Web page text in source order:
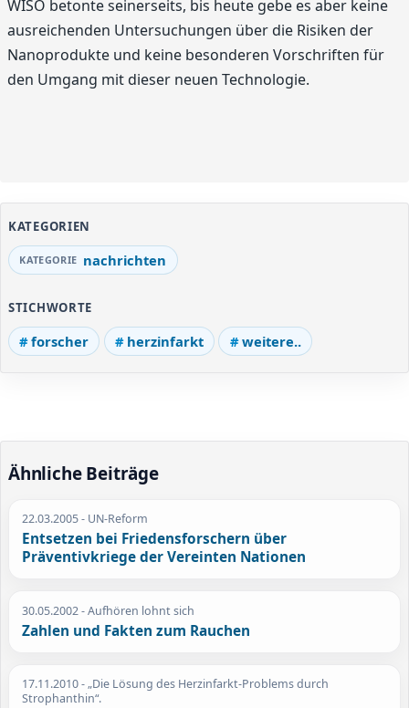
WISO betonte seinerseits, bis heute gebe es aber keine
ausreichenden Untersuchungen über die Risiken der
Nanoprodukte und keine besonderen Vorschriften für
den Umgang mit dieser neuen Technologie.
KATEGORIEN
nachrichten
STICHWORTE
forscher herzinfarkt weitere..
Ähnliche Beiträge
22.03.2005- UN-Reform
Entsetzen bei Friedensforschern über
Präventivkriege der Vereinten Nationen
30.05.2002- Aufhören lohnt sich
Zahlen und Fakten zum Rauchen
17.11.2010- „Die Lösung des Herzinfarkt-Problems durch
Strophanthin“.